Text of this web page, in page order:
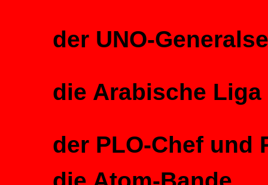
der UNO-
die Arabische Liga
der PLO-Chef und